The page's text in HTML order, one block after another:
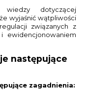
wiedzy dotyczącej
wyjaśnić wątpliwości
związanych z
ewidencjonowaniem
następujące
zagadnienia: